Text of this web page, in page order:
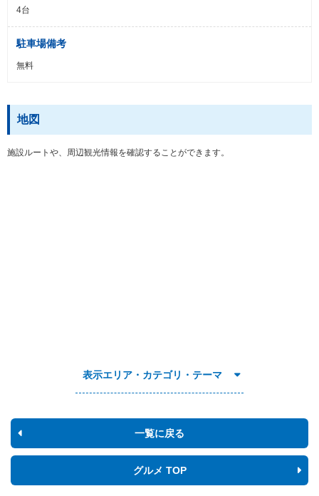
4台
駐車場備考
無料
地図
施設ルートや、周辺観光情報を確認することができます。
表示エリア・カテゴリ・テーマ
一覧に戻る
グルメ TOP